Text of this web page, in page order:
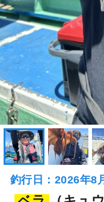
釣行日：2026年8